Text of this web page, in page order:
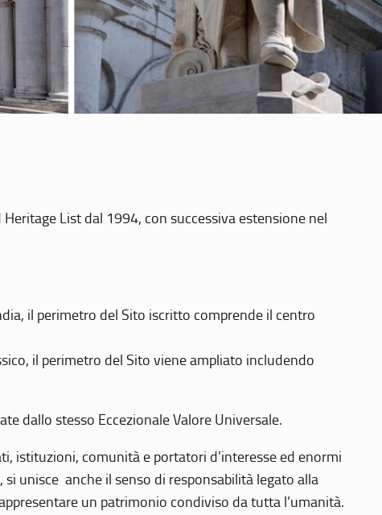
List dal 1994, con successiva estensione nel
il perimetro del Sito iscritto comprende il centro
il perimetro del Sito viene ampliato includendo
dallo stesso Eccezionale Valore Universale.
istituzioni, comunità e portatori d’interesse ed enormi
unisce anche il senso di responsabilità legato alla
un patrimonio condiviso da tutta l’umanità.